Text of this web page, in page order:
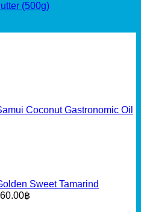
(500g)
Coconut Gastronomic Oil
Sweet Tamarind
฿